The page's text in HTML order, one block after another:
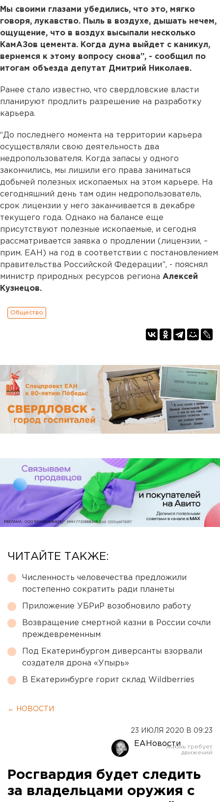
Мы своими глазами убедились, что это, мягко
говоря, лукавство. Пыль в воздухе, дышать нечем,
ощущение, что в воздух высыпали несколько
КамАЗов цемента. Когда дума выйдет с каникул,
вернемся к этому вопросу снова”, - сообщил по
итогам объезда депутат Дмитрий Николаев.
Ранее стало известно, что свердловские власти
планируют продлить разрешение на разработку
карьера.
“До последнего момента на территории карьера
осуществляли свою деятельность два
недропользователя. Когда запасы у одного
закончились, мы лишили его права заниматься
добычей полезных ископаемых на этом карьере. На
сегодняшний день там один недропользователь,
срок лицензии у него заканчивается в декабре
текущего года. Однако на балансе еще
присутствуют полезные ископаемые, и сегодня
рассматривается заявка о продлении (лицензии, –
прим. ЕАН) на год в соответствии с постановлением
правительства Российской Федерации”, - пояснял
министр природных ресурсов региона Алексей
Кузнецов.
Общество
ЧИТАЙТЕ ТАКЖЕ:
Численность человечества предложили
постепенно сократить ради планеты
Приложение УБРиР возобновило работу
Возвращение смертной казни в России сочли
преждевременным
Под Екатеринбургом диверсанты взорвали
создателя дрона «Упырь»
В Екатеринбурге горит склад Wildberries
← НОВОСТИ
23 ИЮЛЯ 2020 В 09:23
ЕАНовости
Росгвардия будет следить
за владельцами оружия с